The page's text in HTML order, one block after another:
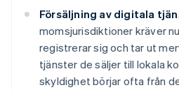
Försäljning av digitala
momsjurisdiktioner kräver
registrerar sig och tar ut
tjänster de säljer till lokala
skyldighet börjar ofta från